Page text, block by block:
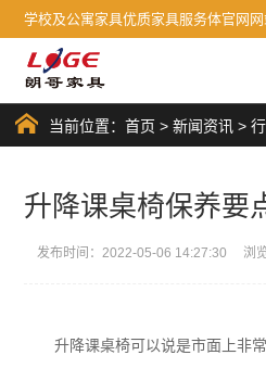
学校及公寓家具优质家具服务体官网
当前位置：首页 >新闻资讯 >
升降课桌椅保养要
发布时间：2022-05-06 14:27:30 浏
升降课桌椅可以说是市面上非